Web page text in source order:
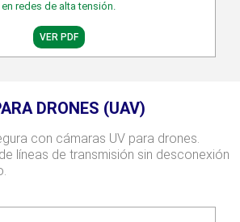
redes de alta tensión.
VER PDF
DRONES (UAV)
con cámaras UV para drones.
líneas de transmisión sin desconexión